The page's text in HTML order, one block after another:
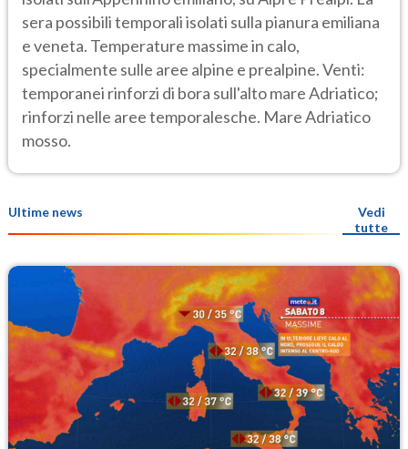
sera possibili temporali isolati sulla pianura emiliana
e veneta. Temperature massime in calo,
specialmente sulle aree alpine e prealpine. Venti:
temporanei rinforzi di bora sull'alto mare Adriatico;
rinforzi nelle aree temporalesche. Mare Adriatico
mosso.
Ultime news
Vedi
tutte